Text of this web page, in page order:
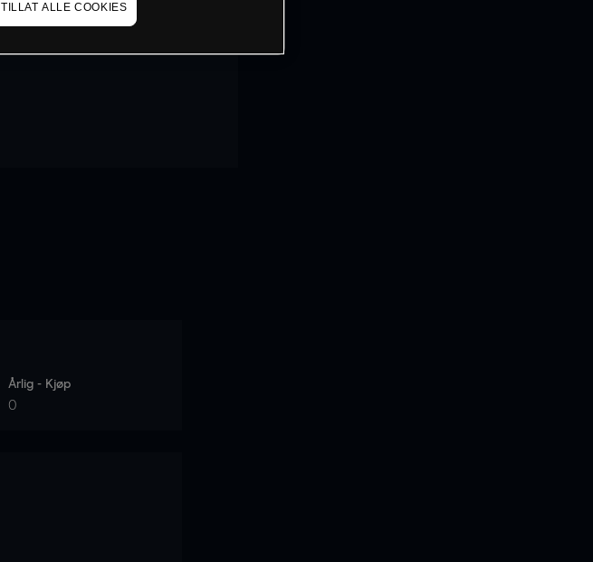
Årlig - Kjøp
0
TILLAT ALLE COOKIES